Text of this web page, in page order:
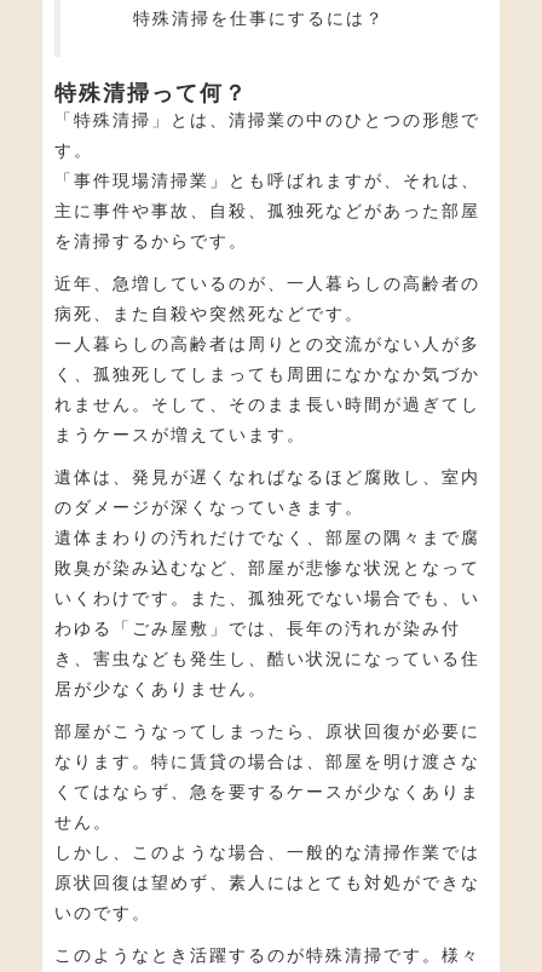
特殊清掃を仕事にするには？
特殊清掃って何？
「特殊清掃」とは、清掃業の中のひとつの形態で
す。
「事件現場清掃業」とも呼ばれますが、それは、
主に事件や事故、自殺、孤独死などがあった部屋
を清掃するからです。
近年、急増しているのが、一人暮らしの高齢者の
病死、また自殺や突然死などです。
一人暮らしの高齢者は周りとの交流がない人が多
く、孤独死してしまっても周囲になかなか気づか
れません。そして、そのまま長い時間が過ぎてし
まうケースが増えています。
遺体は、発見が遅くなればなるほど腐敗し、室内
のダメージが深くなっていきます。
遺体まわりの汚れだけでなく、部屋の隅々まで腐
敗臭が染み込むなど、部屋が悲惨な状況となって
いくわけです。また、孤独死でない場合でも、い
わゆる「ごみ屋敷」では、長年の汚れが染み付
き、害虫なども発生し、酷い状況になっている住
居が少なくありません。
部屋がこうなってしまったら、原状回復が必要に
なります。特に賃貸の場合は、部屋を明け渡さな
くてはならず、急を要するケースが少なくありま
せん。
しかし、このような場合、一般的な清掃作業では
原状回復は望めず、素人にはとても対処ができな
いのです。
このようなとき活躍するのが特殊清掃です。様々